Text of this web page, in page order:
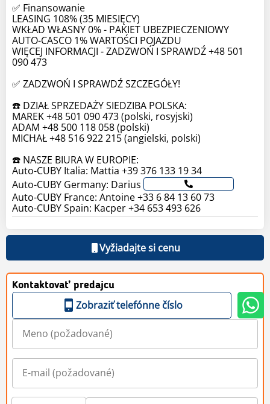
✅ Finansowanie
LEASING 108% (35 MIESIĘCY)
WKŁAD WŁASNY 0% - PAKIET UBEZPIECZENIOWY
AUTO-CASCO 1% WARTOŚCI POJAZDU
WIĘCEJ INFORMACJI - ZADZWOŃ I SPRAWDŹ +48 501
090 473
✅ ZADZWOŃ I SPRAWDŹ SZCZEGÓŁY!
☎️ DZIAŁ SPRZEDAŻY SIEDZIBA POLSKA:
MAREK +48 501 090 473 (polski, rosyjski)
ADAM +48 500 118 058 (polski)
MICHAŁ +48 516 922 215 (angielski, polski)
☎️ NASZE BIURA W EUROPIE:
Auto-CUBY Italia: Mattia +39 376 133 19 34
Auto-CUBY Germany: Darius
Auto-CUBY France: Antoine +33 6 84 13 60 73
Auto-CUBY Spain: Kacper +34 653 493 626
Vyžiadajte si cenu
Kontaktovať predajcu
Zobraziť telefónne číslo